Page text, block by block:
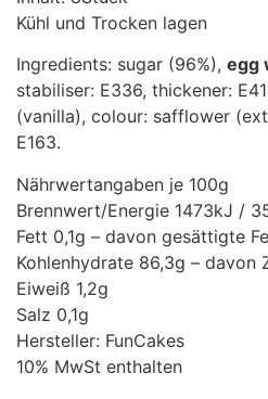
Kühl und Trocken lagen
Ingredients: sugar (96%), egg
stabiliser: E336, thickener:
(vanilla), colour: safflower
E163.
Nährwertangaben je 100g
Brennwert/Energie 1473kJ /
Fett 0,1g – davon gesättigte
Kohlenhydrate 86,3g – davon
Eiweiß 1,2g
Salz 0,1g
Hersteller: FunCakes
10% MwSt enthalten